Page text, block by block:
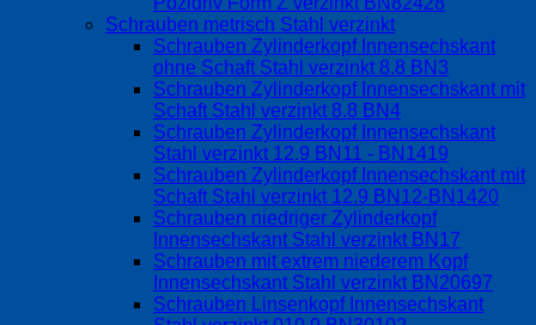
Schrauben metrisch Stahl verzinkt
Schrauben Zylinderkopf Innensechskant
ohne Schaft Stahl verzinkt 8.8 BN3
Schrauben Zylinderkopf Innensechskant mit
Schaft Stahl verzinkt 8.8 BN4
Schrauben Zylinderkopf Innensechskant
Stahl verzinkt 12.9 BN11 - BN1419
Schrauben Zylinderkopf Innensechskant mit
Schaft Stahl verzinkt 12.9 BN12-BN1420
Schrauben niedriger Zylinderkopf
Innensechskant Stahl verzinkt BN17
Schrauben mit extrem niederem Kopf
Innensechskant Stahl verzinkt BN20697
Schrauben Linsenkopf Innensechskant